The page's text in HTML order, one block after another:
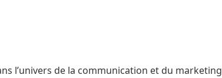
l’univers de la communication et du marketing